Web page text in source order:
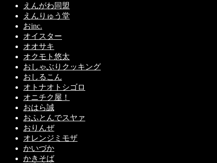
えんがわ同盟
えんりゅう堂
おinc.
オイスター
オオサキ
オクモト悠太
おしゃぶりクッキング
おしるこん
オトナオトシゴロ
オニチク屋！
おはら誠
おふとんでスヤァ
おりんぜ
オレンジミモザ
かいづか
かきそば